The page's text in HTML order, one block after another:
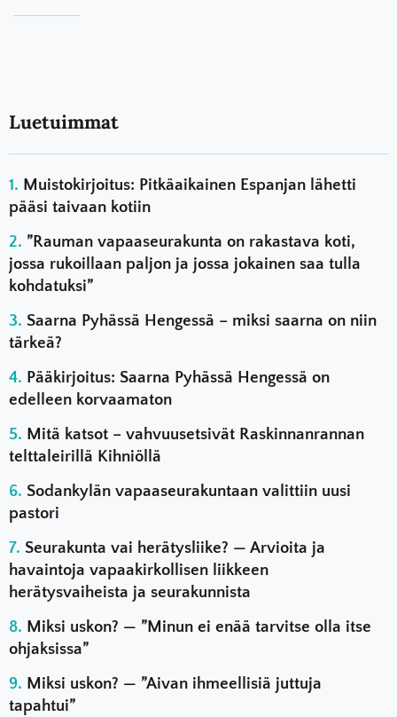
Luetuimmat
Muistokirjoitus: Pitkäaikainen Espanjan lähetti
pääsi taivaan kotiin
”Rauman vapaaseurakunta on rakastava koti,
jossa rukoillaan paljon ja jossa jokainen saa tulla
kohdatuksi”
Saarna Pyhässä Hengessä – miksi saarna on niin
tärkeä?
Pääkirjoitus: Saarna Pyhässä Hengessä on
edelleen korvaamaton
Mitä katsot – vahvuusetsivät Raskinnanrannan
telttaleirillä Kihniöllä
Sodankylän vapaaseurakuntaan valittiin uusi
pastori
Seurakunta vai herätysliike? — Arvioita ja
havaintoja vapaakirkollisen liikkeen
herätysvaiheista ja seurakunnista
Miksi uskon? — ”Minun ei enää tarvitse olla itse
ohjaksissa”
Miksi uskon? — ”Aivan ihmeellisiä juttuja
tapahtui”